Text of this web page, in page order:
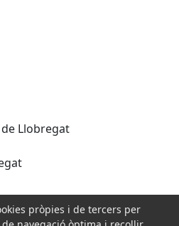
Llobregat
pròpies i de tercers per